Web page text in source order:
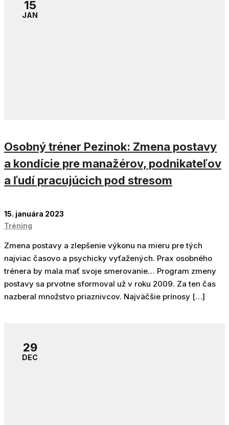
15
JAN
Osobný tréner Pezinok: Zmena postavy
a kondície pre manažérov, podnikateľov
a ľudí pracujúcich pod stresom
15. januára 2023
Tréning
Zmena postavy a zlepšenie výkonu na mieru pre tých
najviac časovo a psychicky vyťažených. Prax osobného
trénera by mala mať svoje smerovanie… Program zmeny
postavy sa prvotne sformoval už v roku 2009. Za ten čas
nazberal množstvo priaznivcov. Najväčšie prínosy […]
29
DEC